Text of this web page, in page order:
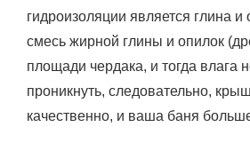
гидроизоляции является глина и
смесь жирной глины и опилок
площади чердака, и тогда влага
проникнуть, следовательно,
качественно, и ваша баня